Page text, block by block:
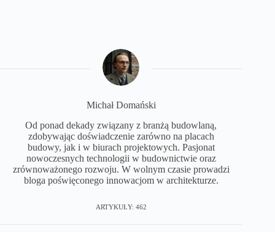
Michał Domański
Od ponad dekady związany z branżą budowlaną,
zdobywając doświadczenie zarówno na placach
budowy, jak i w biurach projektowych. Pasjonat
nowoczesnych technologii w budownictwie oraz
zrównoważonego rozwoju. W wolnym czasie prowadzi
bloga poświęconego innowacjom w architekturze.
ARTYKUŁY: 462